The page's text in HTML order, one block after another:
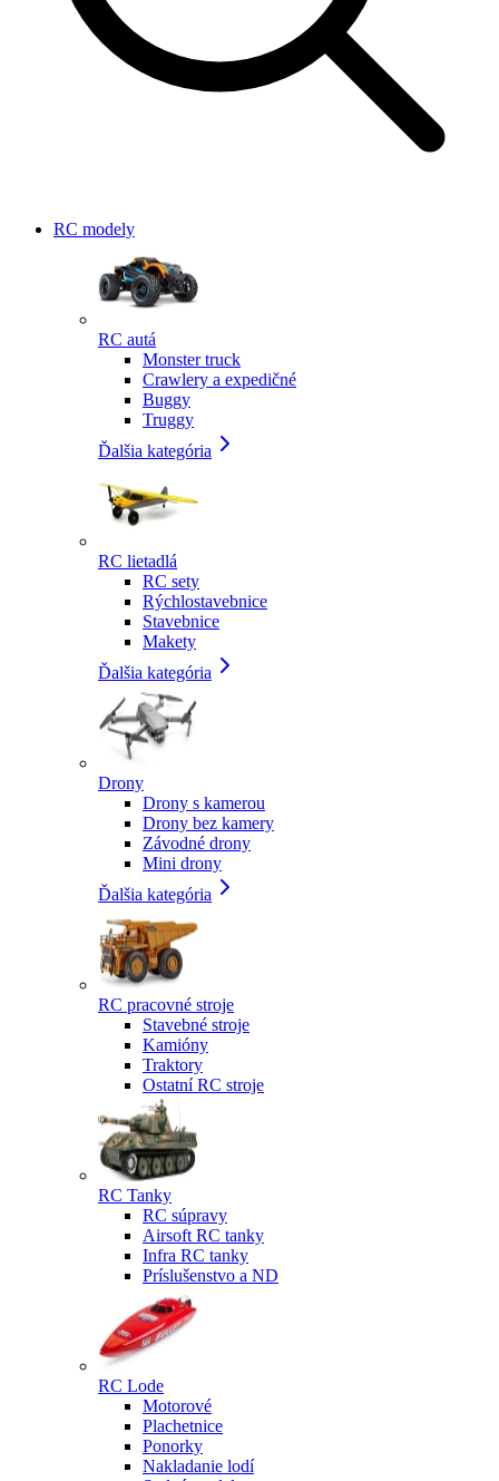
RC modely
RC autá
Monster truck
Crawlery a expedičné
Buggy
Truggy
Ďalšia kategória
RC lietadlá
RC sety
Rýchlostavebnice
Stavebnice
Makety
Ďalšia kategória
Drony
Drony s kamerou
Drony bez kamery
Závodné drony
Mini drony
Ďalšia kategória
RC pracovné stroje
Stavebné stroje
Kamióny
Traktory
Ostatní RC stroje
RC Tanky
RC súpravy
Airsoft RC tanky
Infra RC tanky
Príslušenstvo a ND
RC Lode
Motorové
Plachetnice
Ponorky
Nakladanie lodí